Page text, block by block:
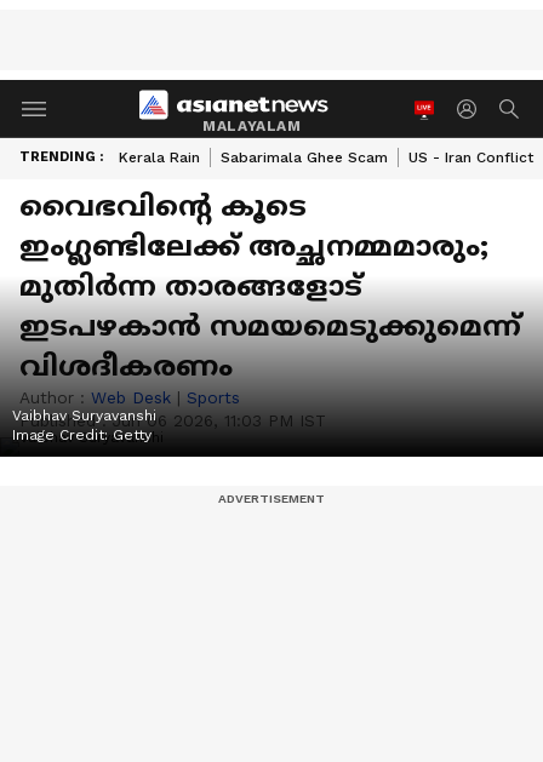
MALAYALAM
TRENDING : Kerala Rain Sabarimala Ghee Scam US - Iran Conflict
വൈഭവിന്റെ കൂടെ
ഇംഗ്ലണ്ടിലേക്ക് അച്ഛനമ്മമാരും;
മുതിര്‍ന്ന താരങ്ങളോട്
ഇടപഴകാന്‍ സമയമെടുക്കുമെന്ന്
വിശദീകരണം
Author : Web Desk | Sports
Published :Jun 06 2026, 11:03 PM IST
Vaibhav Suryavanshi
Image Credit:Getty